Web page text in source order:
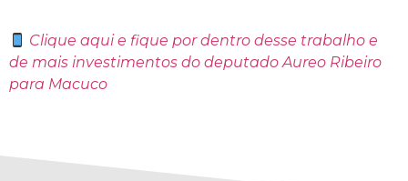
Clique aquie fique por dentro desse trabalho e
de mais investimentos do deputado Aureo Ribeiro
para Macuco